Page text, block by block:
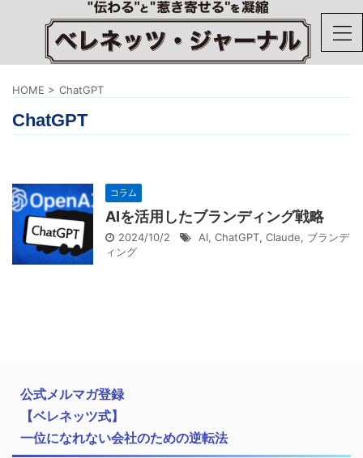
HOME > ChatGPT
ChatGPT
コラム
AIを活用したブランディング戦略
2024/10/2 AI, ChatGPT, Claude, ブランデ
ィング
公式メルマガ登録
【ベレネッツ式】
一位になれない会社のための逆転法